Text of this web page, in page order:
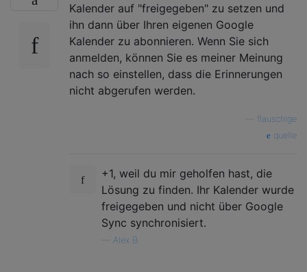
Kalender auf "freigegeben" zu setzen und
ihn dann über Ihren eigenen Google
Kalender zu abonnieren. Wenn Sie sich
anmelden, können Sie es meiner Meinung
nach so einstellen, dass die Erinnerungen
nicht abgerufen werden.
flauschige
quelle
+1, weil du mir geholfen hast, die
Lösung zu finden. Ihr Kalender wurde
freigegeben und nicht über Google
Sync synchronisiert.
Alex B